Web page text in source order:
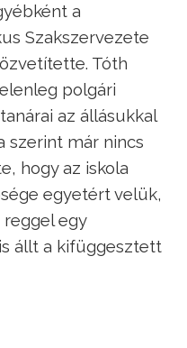
a
Szakszervezete
Tóth
polgári
az állásukkal
szerint már nincs
hogy az iskola
egyetért velük,
egy
állt a kifüggesztett